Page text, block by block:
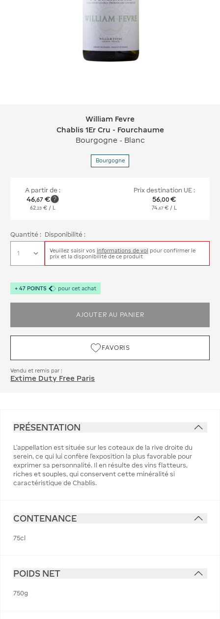
William Fevre Chablis 1Er Cru -
William Fevre
Chablis 1Er Cru - Fourchaume
Bourgogne - Blanc
Bourgogne
A partir de :
46,67 €
62 ,23 € / L
Prix destination UE :
56,00 €
74, 67 € / L
Quantité : Disponibilité :
Veuillez saisir vos informations de vol pour confirmer le
prix et la disponibilité de ce produit
+ 47 POINTS pour cet achat
AJOUTER AU PANIER
FAVORIS
Vendu et remis par :
Extime Duty Free Paris
PRÉSENTATION
L'appellation est située sur les coteaux de la rive droite du
serein, ce qui lui confère l'exposition la plus favorable pour
exprimer sa personnalité. Il en résulte des vins flatteurs,
riches et souples, qui conservent cette minéralité si
caractéristique de Chablis.
CONTENANCE
75cl
POIDS NET
750g